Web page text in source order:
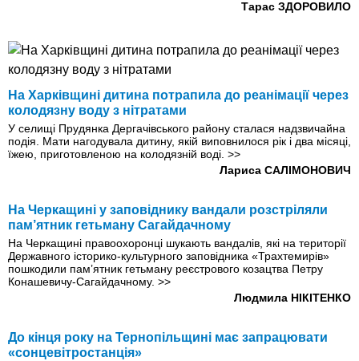
Тарас ЗДОРОВИЛО
На Харківщині дитина потрапила до реанімації через
колодязну воду з нітратами
У селищі Прудянка Дергачівського району сталася надзвичайна
подія. Мати нагодувала дитину, якій виповнилося рік і два місяці,
їжею, приготовленою на колодязній воді. >>
Лариса САЛІМОНОВИЧ
На Черкащині у заповіднику вандали розстріляли
пам’ятник гетьману Сагайдачному
На Черкащині правоохоронці шукають вандалів, які на території
Державного історико-культурного заповідника «Трахтемирів»
пошкодили пам’ятник гетьману реєстрового козацтва Петру
Конашевичу-Сагайдачному. >>
Людмила НІКІТЕНКО
До кінця року на Тернопільщині має запрацювати
«сонцевітростанція»